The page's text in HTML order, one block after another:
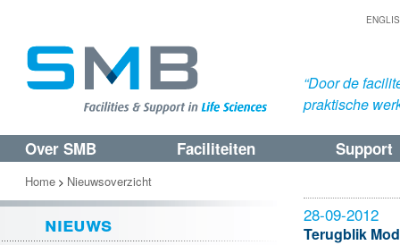
“Door de
praktische
Spring
naar
de
primaire
Spring
naar
de
secundaire
Over SMB Faciliteiten Support
28-09-2012
Terugblik
Home > Nieuwsoverzicht
nieuws